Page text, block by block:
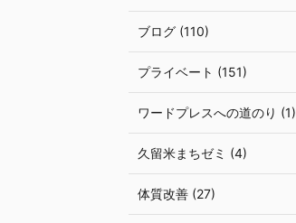
ブログ (110)
プライベート (151)
ワードプレスへの道のり (1)
久留米まちゼミ (4)
体質改善 (27)